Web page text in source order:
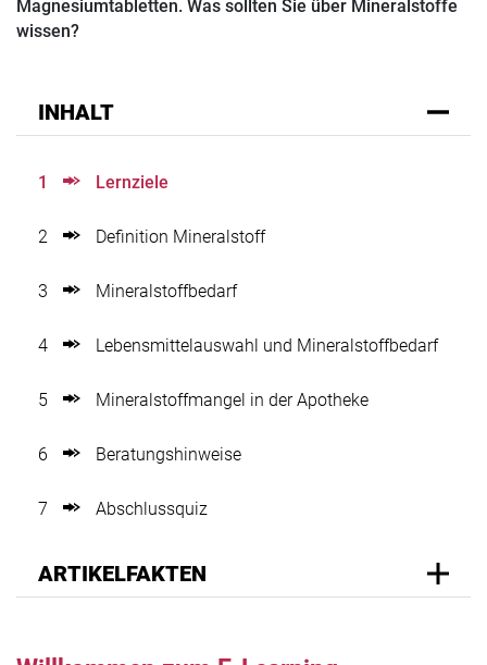
Magnesiumtabletten. Was sollten Sie über Mineralstoffe
wissen?
INHALT
1 Lernziele
2 Definition Mineralstoff
3 Mineralstoffbedarf
4 Lebensmittelauswahl und Mineralstoffbedarf
5 Mineralstoffmangel in der Apotheke
6 Beratungshinweise
7 Abschlussquiz
ARTIKELFAKTEN